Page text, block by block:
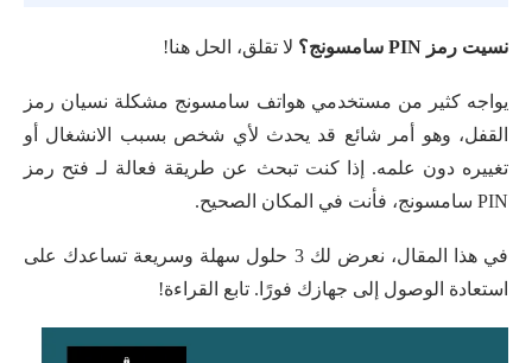
نسيت رمز PIN سامسونج؟ لا تقلق، الحل هنا!
يواجه كثير من مستخدمي هواتف سامسونج مشكلة نسيان رمز
القفل، وهو أمر شائع قد يحدث لأي شخص بسبب الانشغال أو
تغييره دون علمه. إذا كنت تبحث عن طريقة فعالة لـ فتح رمز
PIN سامسونج، فأنت في المكان الصحيح.
في هذا المقال، نعرض لك 3 حلول سهلة وسريعة تساعدك على
استعادة الوصول إلى جهازك فورًا. تابع القراءة!